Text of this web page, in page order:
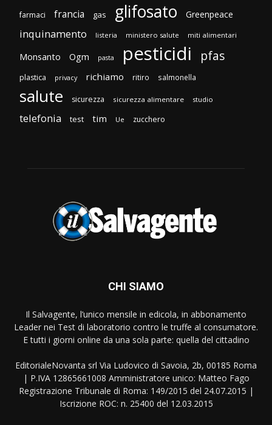
farmaci francia gas glifosato Greenpeace
inquinamento listeria ministero salute miti alimentari
Monsanto Ogm pasta pesticidi pfas
plastica privacy richiamo ritiro salmonella
salute sicurezza sicurezza alimentare studio
telefonia test tim Ue zucchero
CHI SIAMO
Il Salvagente, l’unico mensile in edicola, in abbonamento
Leader nei Test di laboratorio contro le truffe al consumatore.
E tutti i giorni online da una sola parte: quella del cittadino
EditorialeNovanta srl Via Ludovico di Savoia, 2b, 00185 Roma
| P.IVA 12865661008 Amministratore unico: Matteo Fago
Registrazione Tribunale di Roma: 149/2015 del 24.07.2015 |
Iscrizione ROC: n. 25400 del 12.03.2015